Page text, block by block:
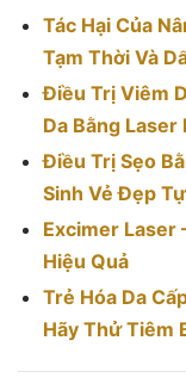
Tác Hại Của
Tạm Thời Và
Điều Trị Viêm
Da Bằng Laser
Điều Trị Sẹo
Sinh Vẻ Đẹp
Excimer Laser
Hiệu Quả
Trẻ Hóa Da
Hãy Thử Tiêm